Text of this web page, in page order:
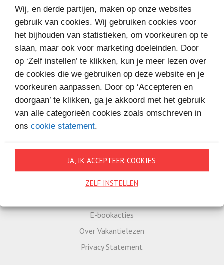
Wij, en derde partijen, maken op onze websites
gebruik van cookies. Wij gebruiken cookies voor
het bijhouden van statistieken, om voorkeuren op te
slaan, maar ook voor marketing doeleinden. Door
op ‘Zelf instellen’ te klikken, kun je meer lezen over
de cookies die we gebruiken op deze website en je
voorkeuren aanpassen. Door op ‘Accepteren en
doorgaan’ te klikken, ga je akkoord met het gebruik
van alle categorieën cookies zoals omschreven in
ons cookie statement.
JA, IK ACCEPTEER COOKIES
ZELF INSTELLEN
Inschrijven
E-bookacties
Over Vakantielezen
Privacy Statement